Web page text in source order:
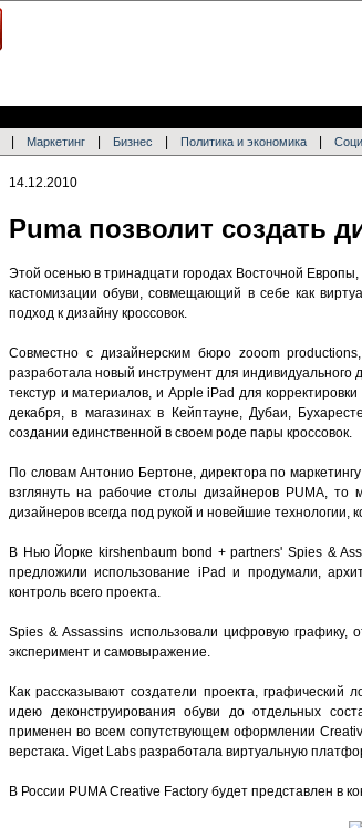
Маркетинг Бизнес Политика и экономика
14.12.2010
Puma позволит создать
Этой осенью в тринадцати городах Восточной
кастомизации обуви, совмещающий в себе как
подход к дизайну кроссовок.
Совместно с дизайнерским бюро zooom
разработала новый инструмент для индивидуального
текстур и материалов, и Apple iPad для
декабря, в магазинах в Кейптауне, Дубаи,
создании единственной в своем роде пары кроссовок.
По словам Антонио Бертоне, директора по
взглянуть на рабочие столы дизайнеров PUMA,
дизайнеров всегда под рукой и новейшие технологии,
В Нью Йорке kirshenbaum bond + partners' Spies &
предложили использование iPad и продумали,
контроль всего проекта.
Spies & Assassins использовали цифровую
эксперимент и самовыражение.
Как рассказывают создатели проекта, графический
идею деконструирования обуви до отдельных
применен во всем сопутствующем оформлении
верстака. Viget Labs разработала виртуальную
В России PUMA Creative Factory будет представлен в